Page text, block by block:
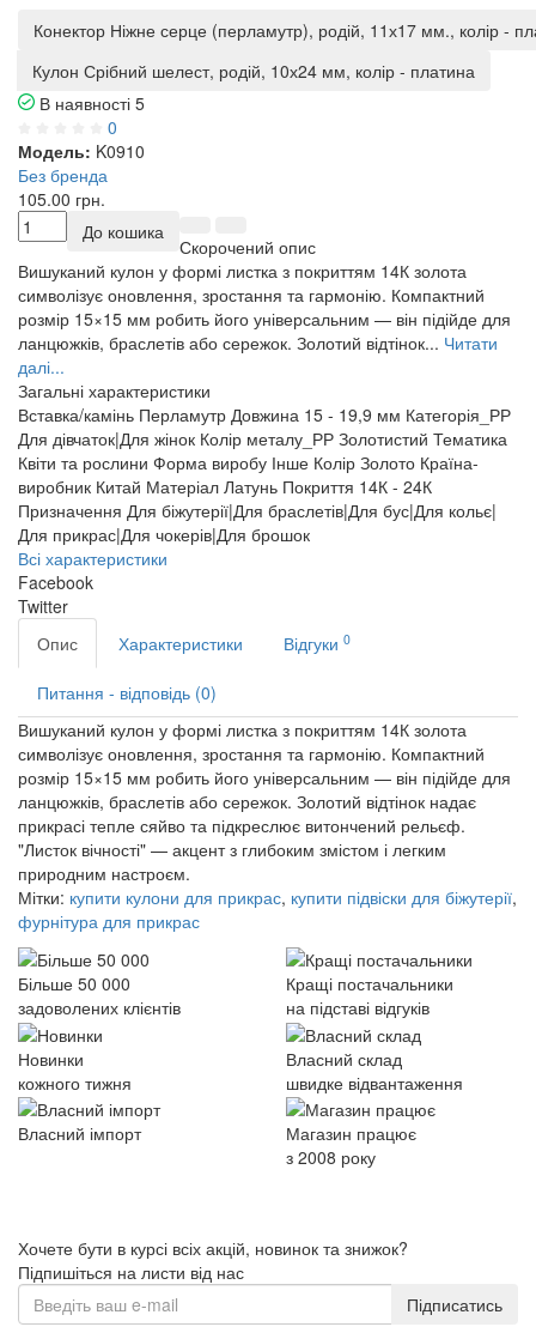
Конектор Ніжне серце (перламутр), родій, 11х17 мм., колір -
Кулон Срібний шелест, родій, 10х24 мм, колір - платина
В наявності 5
0
Модель: K0910
Без бренда
105.00 грн.
До кошика
Скорочений опис
Вишуканий кулон у формі листка з покриттям 14К золота
символізує оновлення, зростання та гармонію. Компактний
розмір 15×15 мм робить його універсальним — він підійде для
ланцюжків, браслетів або сережок. Золотий відтінок... Читати
далі...
Загальні характеристики
Вставка/камінь Перламутр Довжина 15 - 19,9 мм Категорія_РР
Для дівчаток|Для жінок Колір металу_РР Золотистий Тематика
Квіти та рослини Форма виробу Інше Колір Золото Країна-
виробник Китай Матеріал Латунь Покриття 14К - 24К
Призначення Для біжутерії|Для браслетів|Для бус|Для кольє|
Для прикрас|Для чокерів|Для брошок
Всі характеристики
Facebook
Twitter
Опис
Характеристики Відгуки 0
Питання - відповідь (0)
Вишуканий кулон у формі листка з покриттям 14К золота
символізує оновлення, зростання та гармонію. Компактний
розмір 15×15 мм робить його універсальним — він підійде для
ланцюжків, браслетів або сережок. Золотий відтінок надає
прикрасі тепле сяйво та підкреслює витончений рельєф.
"Листок вічності" — акцент з глибоким змістом і легким
природним настроєм.
Мітки: купити кулони для прикрас, купити підвіски для біжутерії,
фурнітура для прикрас
Більше 50 000
задоволених клієнтів
Кращі постачальники
на підставі відгуків
Новинки
кожного тижня
Власний склад
швидке відвантаження
Власний імпорт
Магазин працює
з 2008 року
Хочете бути в курсі всіх акцій, новинок та знижок?
Підпишіться на листи від нас
Підписатись